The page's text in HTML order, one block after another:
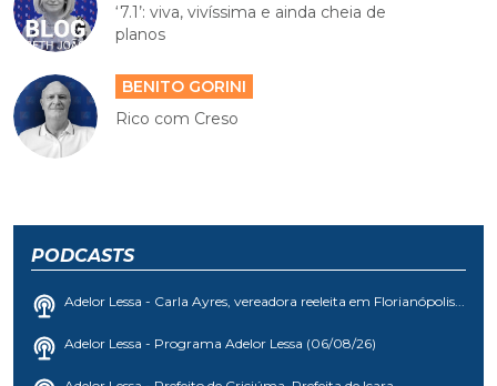
‘7.1’: viva, vivíssima e ainda cheia de
planos
BENITO GORINI
Rico com Creso
PODCASTS
Adelor Lessa - Carla Ayres, vereadora reeleita em Florianópolis...
Adelor Lessa - Programa Adelor Lessa (06/08/26)